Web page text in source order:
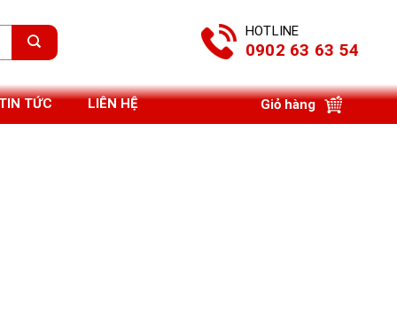
HOTLINE
0902 63 63 54
TỨC LIÊN HỆ Giỏ hàng